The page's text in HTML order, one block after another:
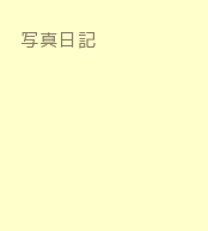
写真日記